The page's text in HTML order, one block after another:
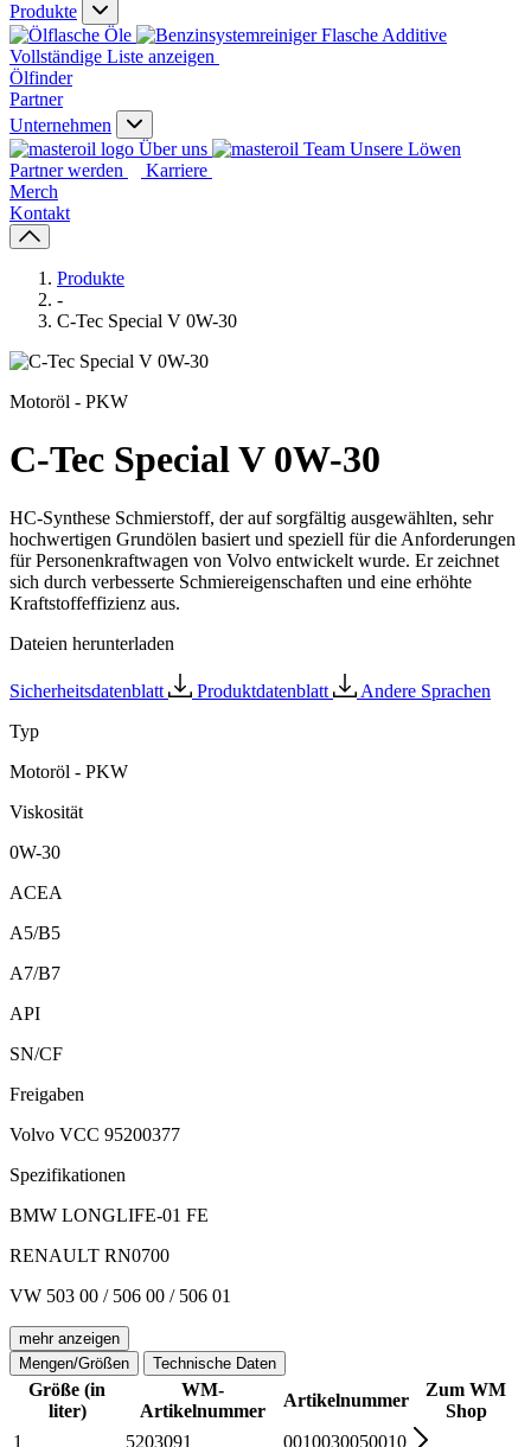
Produkte
Öle
Additive
Vollständige Liste anzeigen
Ölfinder
Partner
Unternehmen
Über uns
Unsere Löwen
Partner werden
Karriere
Merch
Kontakt
Produkte
-
C-Tec Special V 0W-30
Motoröl - PKW
C-Tec Special V 0W-30
HC-Synthese Schmierstoff, der auf sorgfältig ausgewählten, sehr
hochwertigen Grundölen basiert und speziell für die Anforderungen
für Personenkraftwagen von Volvo entwickelt wurde. Er zeichnet
sich durch verbesserte Schmiereigenschaften und eine erhöhte
Kraftstoffeffizienz aus.
Dateien herunterladen
Sicherheitsdatenblatt Produktdatenblatt
Andere Sprachen
Typ
Motoröl - PKW
Viskosität
0W-30
ACEA
A5/B5
A7/B7
API
SN/CF
Freigaben
Volvo VCC 95200377
Spezifikationen
BMW LONGLIFE-01 FE
RENAULT RN0700
VW 503 00 / 506 00 / 506 01
mehr anzeigen
Mengen/Größen
Technische Daten
Größe (in
liter)
WM-
Artikelnummer
Artikelnummer
Zum WM
Shop
1
5203091
0010030050010